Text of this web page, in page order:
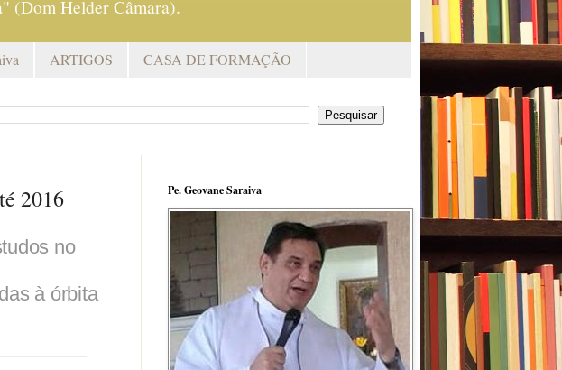
(Dom Helder Câmara).
ARTIGOS CASA DE FORMAÇÃO
2016
no
à órbita
Pe. Geovane Saraiva